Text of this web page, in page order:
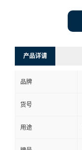
产品详请
品牌
货号
用途